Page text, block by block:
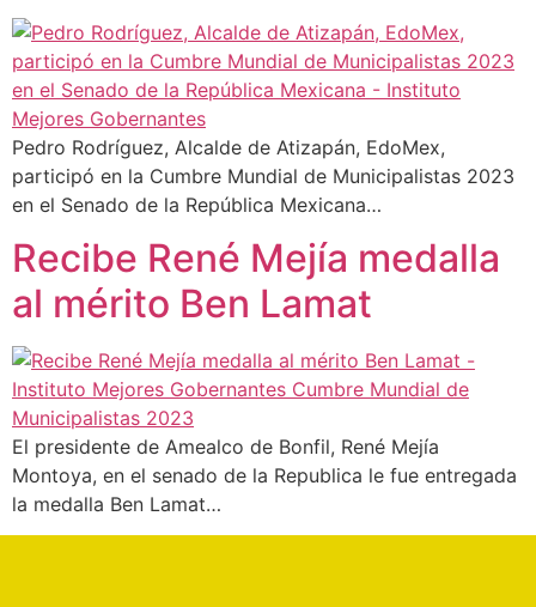
Pedro Rodríguez, Alcalde de Atizapán, EdoMex,
participó en la Cumbre Mundial de Municipalistas 2023
en el Senado de la República Mexicana…
Recibe René Mejía medalla
al mérito Ben Lamat
El presidente de Amealco de Bonfil, René Mejía
Montoya, en el senado de la Republica le fue entregada
la medalla Ben Lamat…